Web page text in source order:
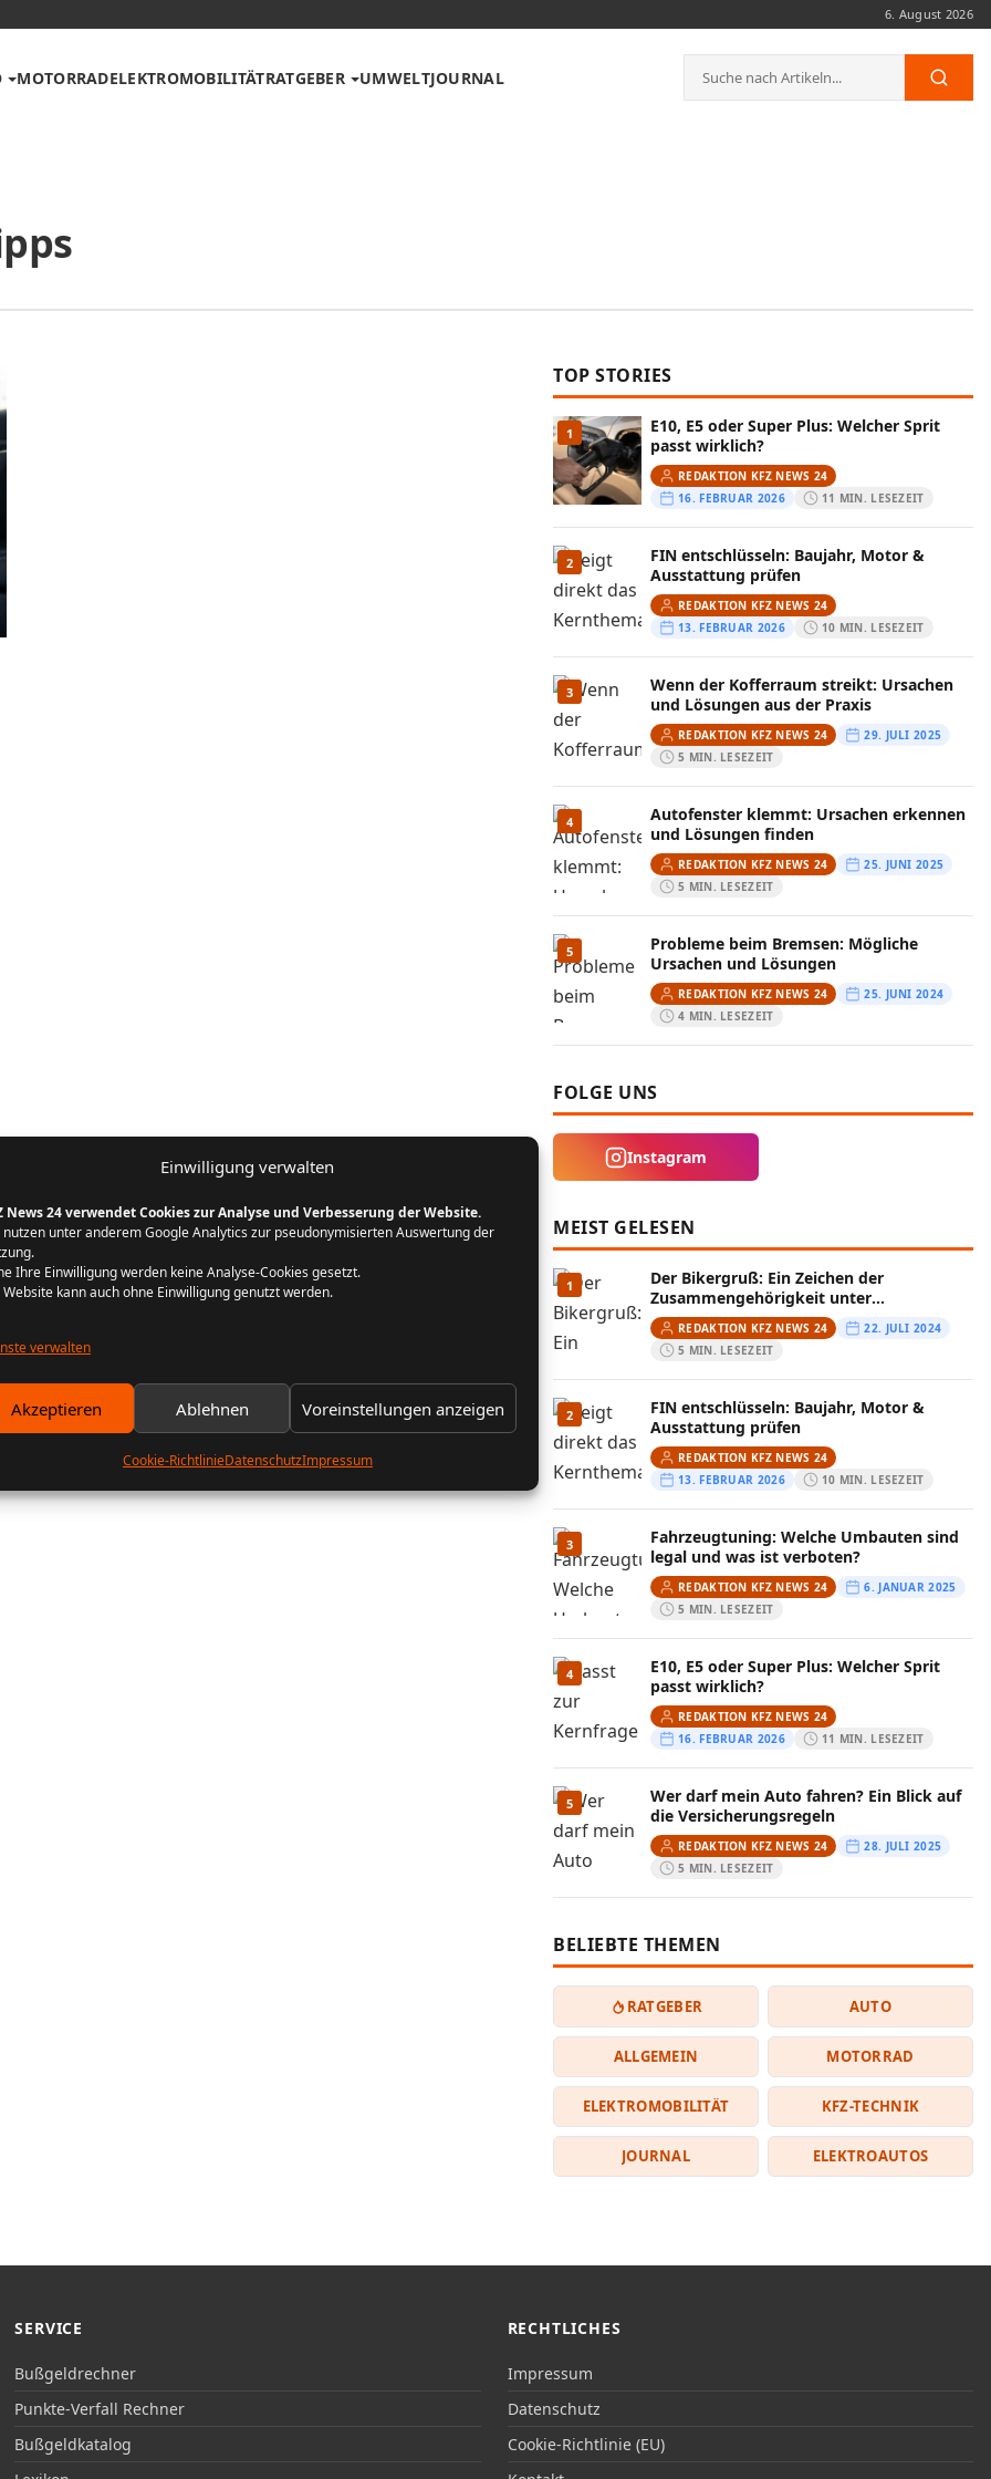
Einwilligung verwalten
News 24 verwendet Cookies zur Analyse und Verbesserung der Website.
nutzen unter anderem Google Analytics zur pseudonymisierten Auswertung der
Ihre Einwilligung werden keine Analyse-Cookies gesetzt.
Website kann auch ohne Einwilligung genutzt werden.
verwalten
Akzeptieren Ablehnen Voreinstellungen anzeigen
Cookie-RichtlinieDatenschutzImpressum
6. August 2026
MOTORRADELEKTROMOBILITÄTRATGEBER UMWELTJOURNAL
Suche
nach:
TOP STORIES
1
E10, E5 oder Super Plus: Welcher Sprit
passt wirklich?
REDAKTION KFZ NEWS 24
16. FEBRUAR 2026
11 MIN. LESEZEIT
2
FIN entschlüsseln: Baujahr, Motor &
Ausstattung prüfen
REDAKTION KFZ NEWS 24
13. FEBRUAR 2026
10 MIN. LESEZEIT
3
Wenn der Kofferraum streikt: Ursachen
und Lösungen aus der Praxis
REDAKTION KFZ NEWS 24
29. JULI 2025
5 MIN. LESEZEIT
4
Autofenster klemmt: Ursachen erkennen
und Lösungen finden
REDAKTION KFZ NEWS 24
25. JUNI 2025
5 MIN. LESEZEIT
5
Probleme beim Bremsen: Mögliche
Ursachen und Lösungen
REDAKTION KFZ NEWS 24
25. JUNI 2024
4 MIN. LESEZEIT
FOLGE UNS
Instagram
MEIST GELESEN
1
Der Bikergruß: Ein Zeichen der
Zusammengehörigkeit unter
Motorradfahrern
REDAKTION KFZ NEWS 24
22. JULI 2024
5 MIN. LESEZEIT
2
FIN entschlüsseln: Baujahr, Motor &
Ausstattung prüfen
REDAKTION KFZ NEWS 24
13. FEBRUAR 2026
10 MIN. LESEZEIT
3
Fahrzeugtuning: Welche Umbauten sind
legal und was ist verboten?
REDAKTION KFZ NEWS 24
6. JANUAR 2025
5 MIN. LESEZEIT
4
E10, E5 oder Super Plus: Welcher Sprit
passt wirklich?
REDAKTION KFZ NEWS 24
16. FEBRUAR 2026
11 MIN. LESEZEIT
5
Wer darf mein Auto fahren? Ein Blick auf
die Versicherungsregeln
REDAKTION KFZ NEWS 24
28. JULI 2025
5 MIN. LESEZEIT
BELIEBTE THEMEN
RATGEBER AUTO
ALLGEMEIN MOTORRAD
ELEKTROMOBILITÄT KFZ-TECHNIK
JOURNAL ELEKTROAUTOS
SERVICE
Bußgeldrechner
Punkte-Verfall Rechner
Bußgeldkatalog
RECHTLICHES
Impressum
Datenschutz
Cookie-Richtlinie (EU)